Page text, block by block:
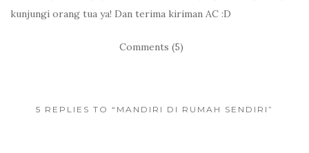
kunjungi orang tua ya! Dan terima kiriman AC :D
Comments (5)
5 REPLIES TO “MANDIRI DI RUMAH SENDIRI”